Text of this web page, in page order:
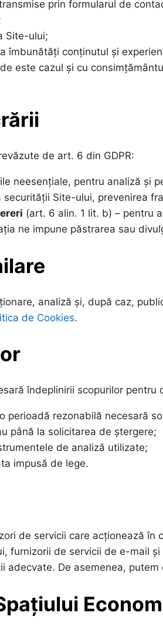
prin formularul de
Site-ului;
îmbunătăți conținutul și
este cazul și cu
de art. 6 din GDPR:
neesențiale, pentru analiză și
Site-ului, prevenirea
(art. 6 alin. 1 lit. b) – pentru
ne impune păstrarea sau
analiză și, după caz,
de Cookies.
îndeplinirii scopurilor pentru
perioadă rezonabilă necesară
până la solicitarea de ștergere;
de analiză utilizate;
impusă de lege.
de servicii care acționează
furnizorii de servicii de e-mail
De asemenea,